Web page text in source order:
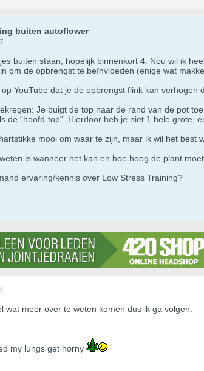
buiten autoflower
buiten staan, hopelijk binnenkort 4. Nou wil ik
om de opbrengst te beïnvloeden (enige wat
YouTube dat je de opbrengst flink kan verhogen
Je buigt de top naar de rand van de pot
de “hoofd-top”. Hierdoor heb je niet 1 hele grote,
mooi om waar te zijn, maar ik wil het
is wanneer het kan en hoe hoog de plant
ervaring/kennis over Low Stress Training?
wat meer over te weten komen dus ik ga volgen.
my lungs get horny